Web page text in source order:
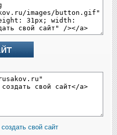
создать свой сайт